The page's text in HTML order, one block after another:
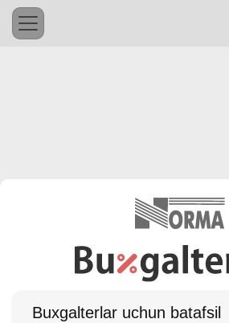
Buхgalterlar uchun batafsil